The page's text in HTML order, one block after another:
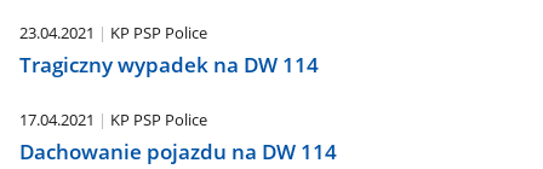
23.04.2021 KP PSP Police
Tragiczny wypadek na DW 114
17.04.2021 KP PSP Police
Dachowanie pojazdu na DW 114